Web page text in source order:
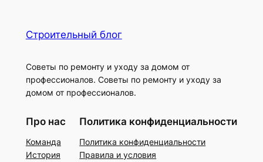
Строительный блог
Советы по ремонту и уходу за домом от
профессионалов. Советы по ремонту и уходу за
домом от профессионалов.
Про нас
Команда
История
Политика конфиденциальности
Политика конфиденциальности
Правила и условия